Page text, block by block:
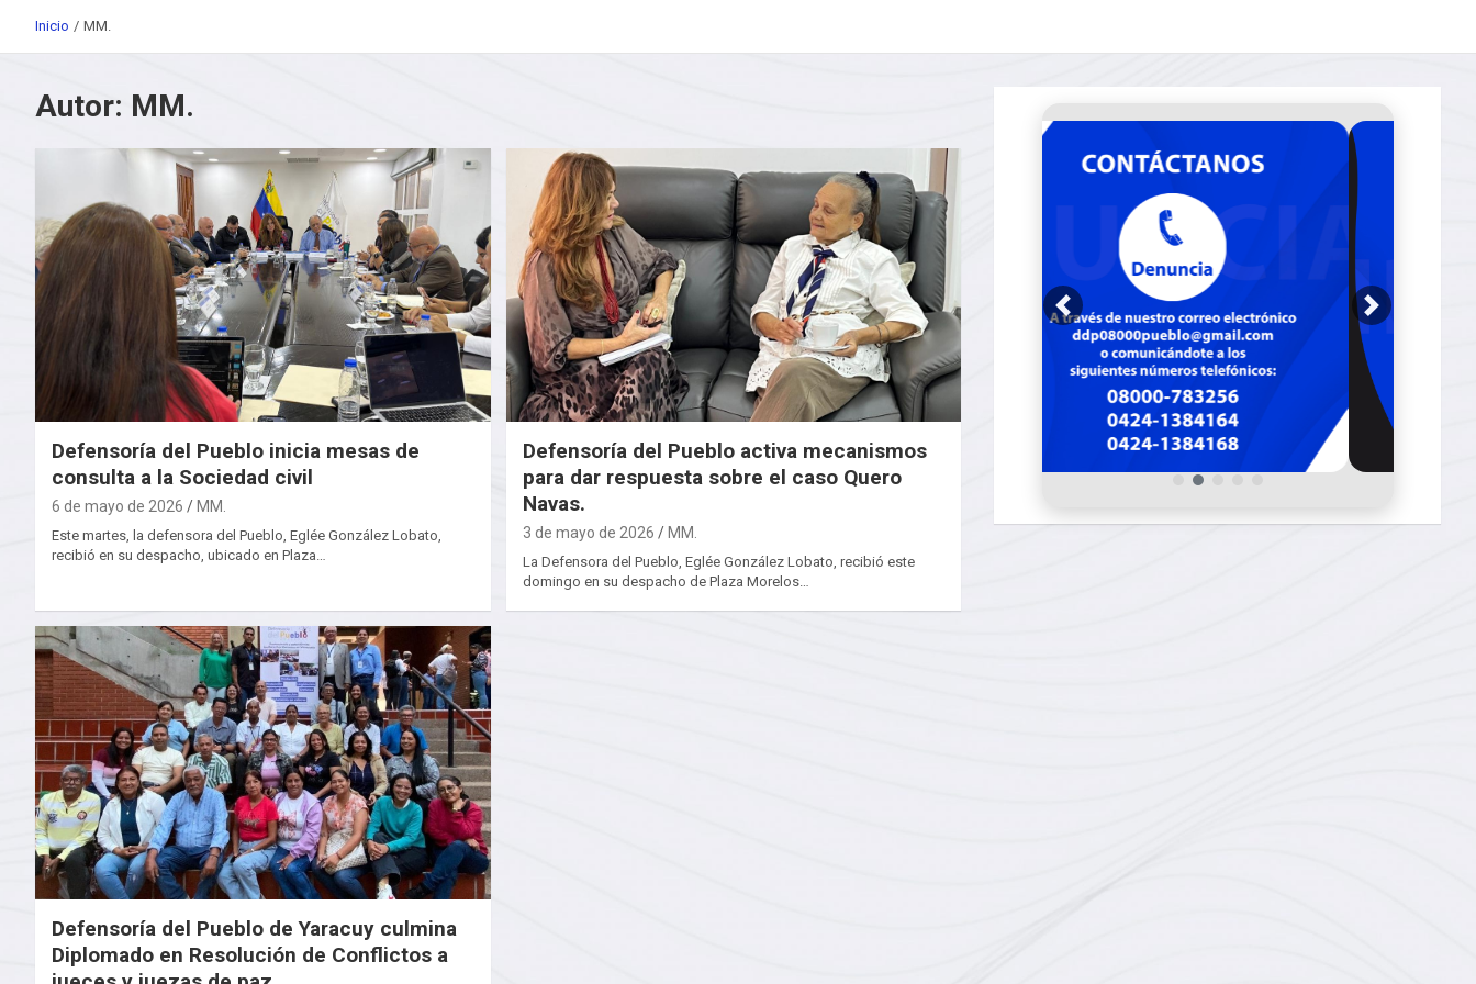
Inicio MM.
Autor: MM.
Defensoría del Pueblo inicia mesas de
consulta a la Sociedad civil
6 de mayo de 2026 MM.
Este martes, la defensora del Pueblo, Eglée González Lobato,
recibió en su despacho, ubicado en Plaza…
Defensoría del Pueblo activa mecanismos
para dar respuesta sobre el caso Quero
Navas.
3 de mayo de 2026 MM.
La Defensora del Pueblo, Eglée González Lobato, recibió este
domingo en su despacho de Plaza Morelos…
Defensoría del Pueblo de Yaracuy culmina
Diplomado en Resolución de Conflictos a